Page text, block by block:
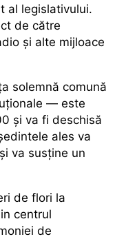
al legislativului.
de către
și alte mijloace
solemnă comună
— este
și va fi deschisă
ales va
va susține un
de flori la
centrul
de